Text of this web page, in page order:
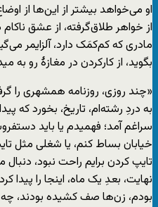
او می‌خواهد بیشتر از این‌ها از
از خواهر طلاق‌گرفته، از عشق
مادری که کم‌کمَک دارد، آلزایمر
بگوید، از کارکردن در مغازهٔ رو به
«چند روزی، روزنامه همشهری را
به دردِ رشته‌ام، تاریخ، بخورد که
سراغم آمد؛ فهمیدم یا باید
خیابان بساط کنم، یا شغلی مثل
تایپ کردن برایم راحت نبود،
‌‌نهایت، بعدِ یک ماه، اینجا را پیدا
بودم، زن‌ها صف کشیده بودند،